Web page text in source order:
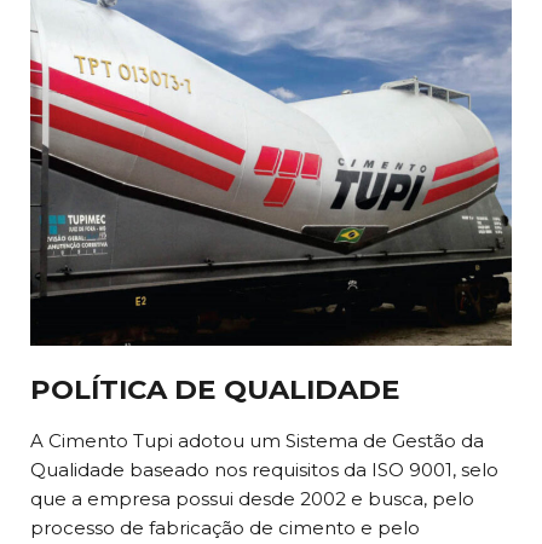
POLÍTICA DE QUALIDADE
A Cimento Tupi adotou um Sistema de Gestão da
Qualidade baseado nos requisitos da ISO 9001, selo
que a empresa possui desde 2002 e busca, pelo
processo de fabricação de cimento e pelo